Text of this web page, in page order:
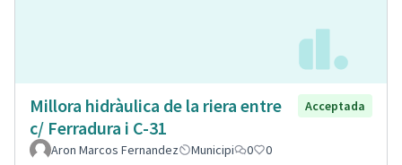
Millora hidràulica de la riera entre
c/ Ferradura i C-31
Acceptada
Aron Marcos Fernandez Municipi 0 0